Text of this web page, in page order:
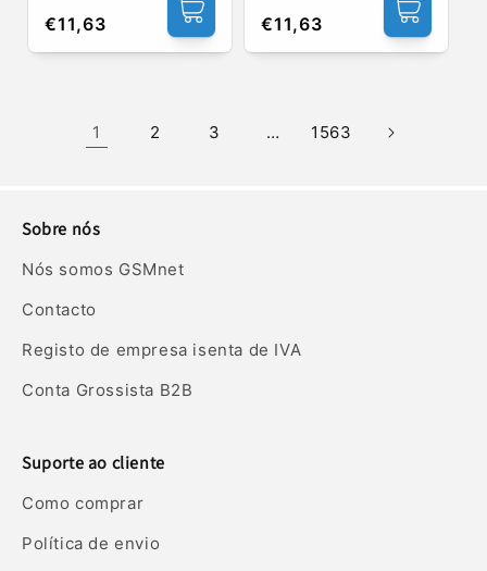
Preço
normal
€11,63
Preço
normal
€11,63
1 2 3 … 1563
Sobre nós
Nós somos GSMnet
Contacto
Registo de empresa isenta de IVA
Conta Grossista B2B
Suporte ao cliente
Como comprar
Política de envio